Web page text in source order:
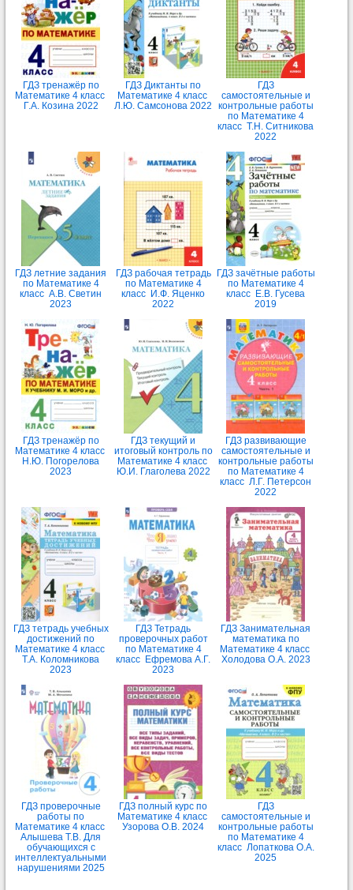
ГДЗ тренажёр по
Математике 4 класс
Г.А. Козина 2022
ГДЗ Диктанты по
Математике 4 класс
Л.Ю. Самсонова 2022
ГДЗ
самостоятельные и
контрольные работы
по Математике 4
класс Т.Н. Ситникова
2022
ГДЗ летние задания
по Математике 4
класс А.В. Светин
2023
ГДЗ рабочая тетрадь
по Математике 4
класс И.Ф. Яценко
2022
ГДЗ зачётные работы
по Математике 4
класс Е.В. Гусева
2019
ГДЗ тренажёр по
Математике 4 класс
Н.Ю. Погорелова
2023
ГДЗ текущий и
итоговый контроль по
Математике 4 класс
Ю.И. Глаголева 2022
ГДЗ развивающие
самостоятельные и
контрольные работы
по Математике 4
класс Л.Г. Петерсон
2022
ГДЗ тетрадь учебных
достижений по
Математике 4 класс
Т.А. Коломникова
2023
ГДЗ Тетрадь
проверочных работ
по Математике 4
класс Ефремова А.Г.
2023
ГДЗ Занимательная
математика по
Математике 4 класс
Холодова О.А. 2023
ГДЗ проверочные
работы по
Математике 4 класс
Алышева Т.В. Для
обучающихся с
интеллектуальными
нарушениями 2025
ГДЗ полный курс по
Математике 4 класс
Узорова О.В. 2024
ГДЗ
самостоятельные и
контрольные работы
по Математике 4
класс Лопаткова О.А.
2025